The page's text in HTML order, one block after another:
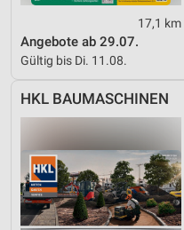
17,1 km
Angebote ab 29.07.
Gültig bis Di. 11.08.
HKL BAUMASCHINEN
Werbung
Verwendung von Profilen
personalisierter Werbung
Erstellung von Profilen zur
von Inhalten
personalisierter Inhalte
Messung der Werbeleistung